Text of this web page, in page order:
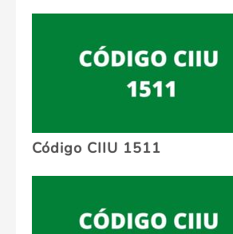
Código CIIU 1511